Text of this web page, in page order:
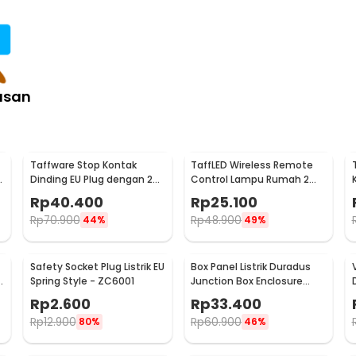
lampu LED T5 pada berbagai
rak display, lemari, ruang kerja,
dengan pemasangan yang lebih
kebutuhan.
Taffware Stop Kontak
Dinding EU Plug dengan 2
Rp40.400
Rp70.900 44%
TaffLED Wireless Remote
Control Lampu Rumah 2
Rp25.100
Rp48.900 49%
Safety Socket Plug Listrik EU
Spring Style - ZC6001
Rp2.600
Rp12.900 80%
Box Panel Listrik Duradus
Junction Box Enclosure
Waterproof 158x90mm -
B1589
Rp33.400
Rp60.900 46%